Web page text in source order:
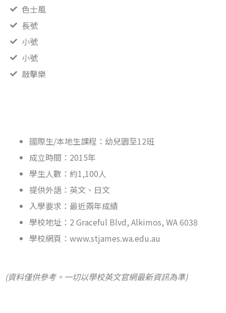
色士風
長號
小號
小號
敲擊樂
國際生/本地生課程：幼兒園至12班
成立時間：2015年
學生人數：約1,100人
提供外語：英文、日文
入學要求：最近兩年成績
學校地址：2 Graceful Blvd, Alkimos, WA 6038
學校網頁：www.stjames.wa.edu.au
(資料僅供參考。一切以學校英文官網最新資訊為準)